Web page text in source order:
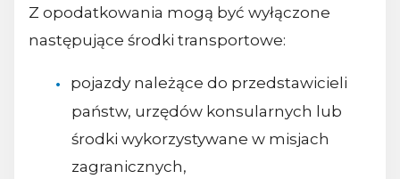
Z opodatkowania mogą być wyłączone
następujące środki transportowe:
pojazdy należące do przedstawicieli
państw, urzędów konsularnych lub
środki wykorzystywane w misjach
zagranicznych,